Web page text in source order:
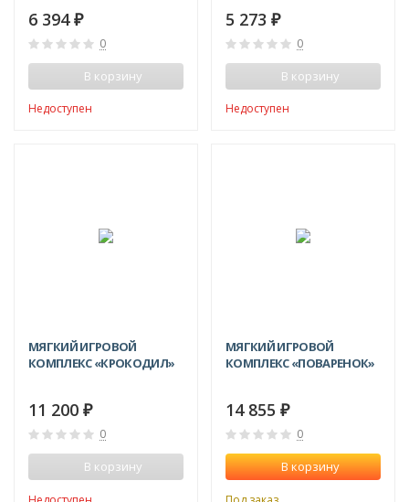
6 394 ₽
0
В корзину
Недоступен
5 273 ₽
0
В корзину
Недоступен
МЯГКИЙ ИГРОВОЙ
КОМПЛЕКС «КРОКОДИЛ»
11 200 ₽
0
В корзину
МЯГКИЙ ИГРОВОЙ
КОМПЛЕКС «ПОВАРЕНОК»
14 855 ₽
0
В корзину